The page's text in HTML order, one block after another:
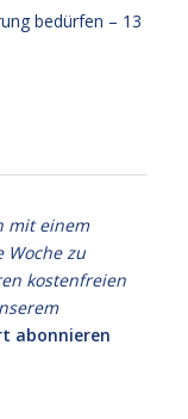
bedürfen – 13
mit einem
zu
kostenfreien
abonnieren